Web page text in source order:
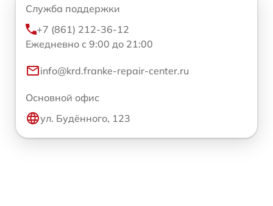
Служба поддержки
+7 (861) 212-36-12
Ежедневно с 9:00 до 21:00
info@krd.franke-repair-center.ru
Основной офис
ул. Будённого, 123